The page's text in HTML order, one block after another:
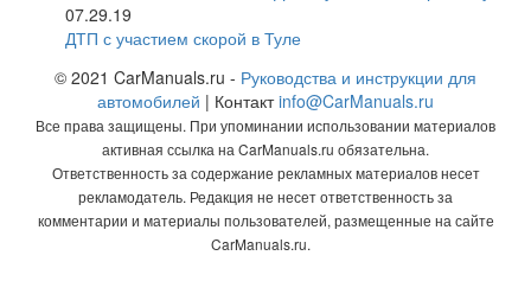
07.29.19
ДТП с участием скорой в Туле
© 2021 CarManuals.ru - Руководства и инструкции для
автомобилей | Контактinfo@CarManuals.ru
Все права защищены. При упоминании использовании материалов
активная ссылка на CarManuals.ru обязательна.
Ответственность за содержание рекламных материалов несет
рекламодатель. Редакция не несет ответственность за
комментарии и материалы пользователей, размещенные на сайте
CarManuals.ru.